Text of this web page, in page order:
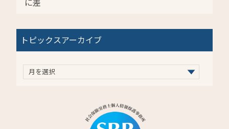
に差
トピックスアーカイブ